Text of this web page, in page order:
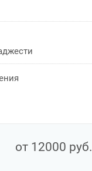
от 12000 руб.